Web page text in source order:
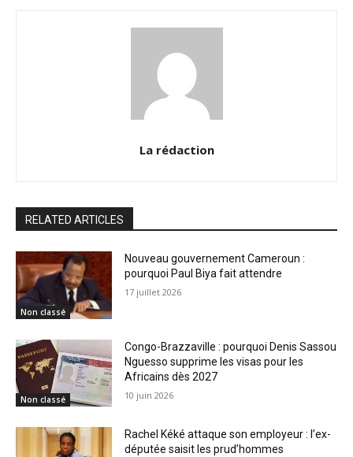
La rédaction
RELATED ARTICLES
Non classé
Nouveau gouvernement Cameroun :
pourquoi Paul Biya fait attendre
17 juillet 2026
Non classé
Congo-Brazzaville : pourquoi Denis Sassou
Nguesso supprime les visas pour les
Africains dès 2027
10 juin 2026
Rachel Kéké attaque son employeur : l’ex-
députée saisit les prud’hommes